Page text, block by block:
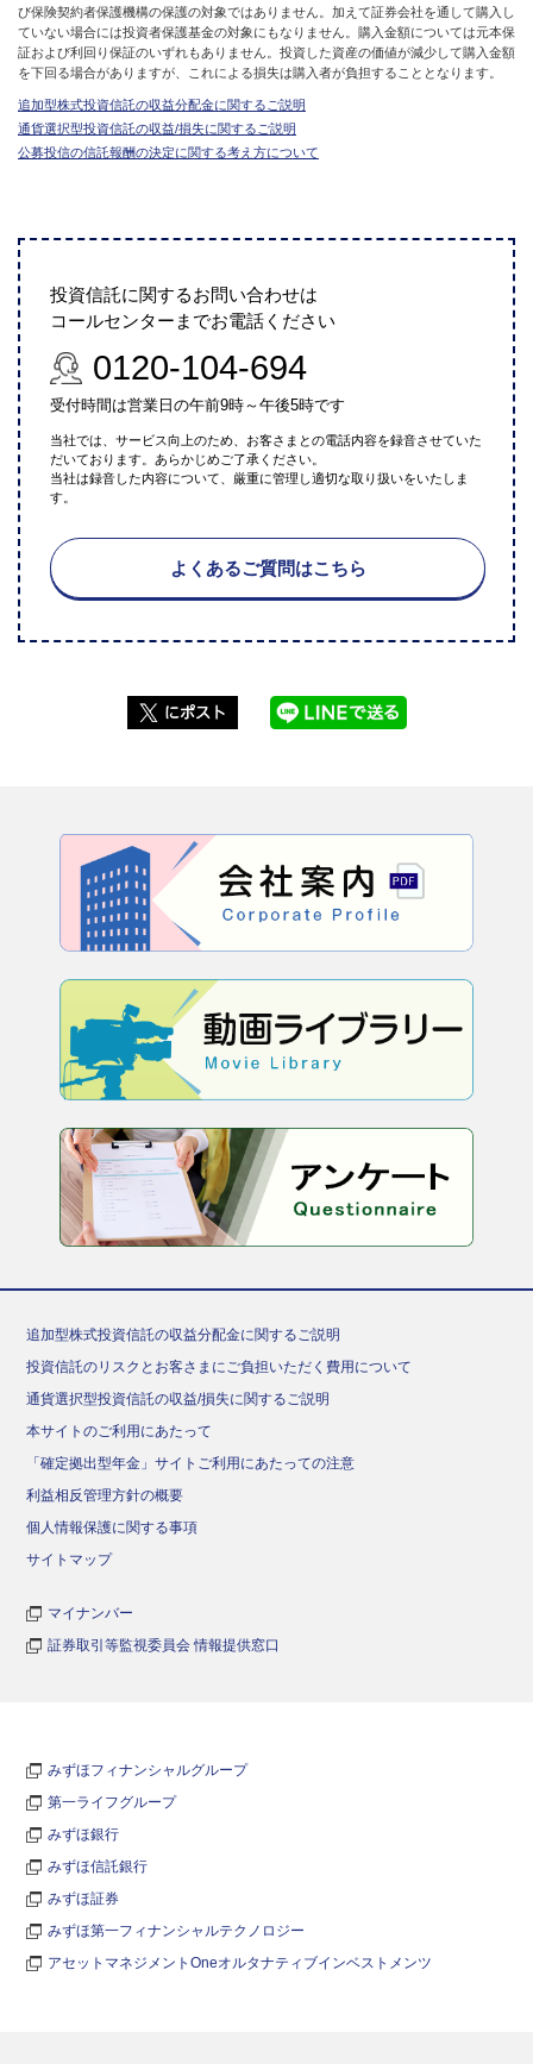
び保険契約者保護機構の保護の対象ではありません。加えて証券会社を通して購入し
ていない場合には投資者保護基金の対象にもなりません。購入金額については元本保
証および利回り保証のいずれもありません。投資した資産の価値が減少して購入金額
を下回る場合がありますが、これによる損失は購入者が負担することとなります。
追加型株式投資信託の収益分配金に関するご説明
通貨選択型投資信託の収益/損失に関するご説明
公募投信の信託報酬の決定に関する考え方について
投資信託に関するお問い合わせは
コールセンターまでお電話ください
0120-104-694
受付時間は営業日の午前9時～午後5時です
当社では、サービス向上のため、お客さまとの電話内容を録音させていた
だいております。あらかじめご了承ください。
当社は録音した内容について、厳重に管理し適切な取り扱いをいたしま
す。
よくあるご質問はこちら
追加型株式投資信託の収益分配金に関するご説明
投資信託のリスクとお客さまにご負担いただく費用について
通貨選択型投資信託の収益/損失に関するご説明
本サイトのご利用にあたって
「確定拠出型年金」サイトご利用にあたっての注意
利益相反管理方針の概要
個人情報保護に関する事項
サイトマップ
マイナンバー
証券取引等監視委員会 情報提供窓口
みずほフィナンシャルグループ
第一ライフグループ
みずほ銀行
みずほ信託銀行
みずほ証券
みずほ第一フィナンシャルテクノロジー
アセットマネジメントOneオルタナティブインベストメンツ